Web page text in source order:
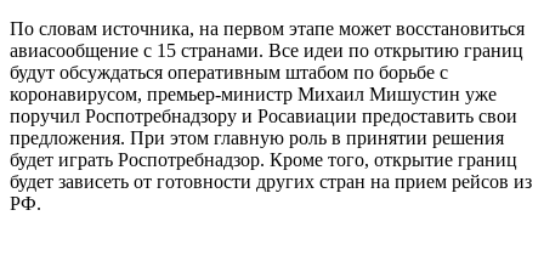
По словам источника, на первом этапе может восстановиться
авиасообщение с 15 странами. Все идеи по открытию границ
будут обсуждаться оперативным штабом по борьбе с
коронавирусом, премьер-министр Михаил Мишустин уже
поручил Роспотребнадзору и Росавиации предоставить свои
предложения. При этом главную роль в принятии решения
будет играть Роспотребнадзор. Кроме того, открытие границ
будет зависеть от готовности других стран на прием рейсов из
РФ.